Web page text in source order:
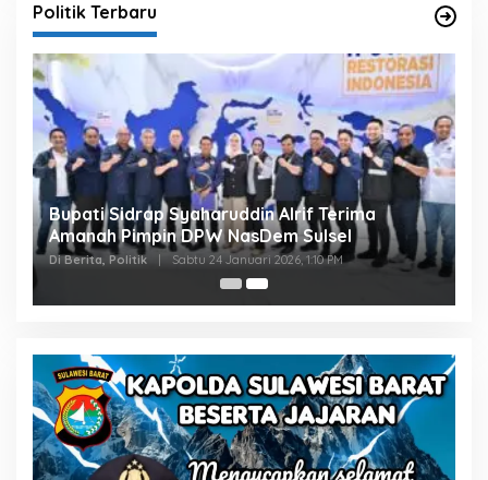
Politik Terbaru
Bupati Sidrap Syaharuddin Alrif Terima
Amanah Pimpin DPW NasDem Sulsel
Di Berita, Politik | Sabtu 24 Januari 2026, 1:10 PM